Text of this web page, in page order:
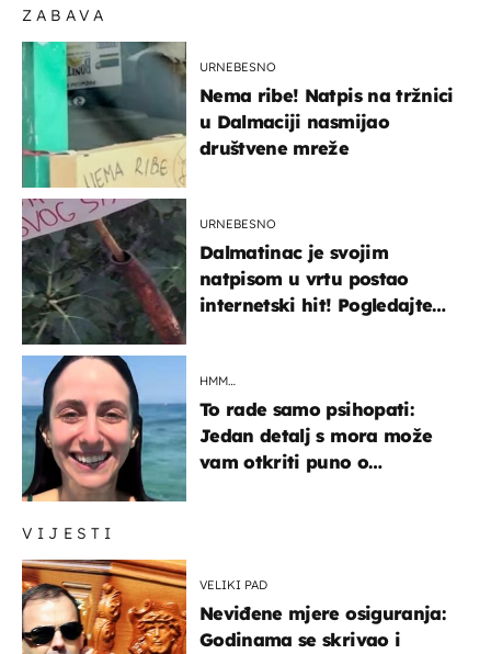
VIJESTI
VELIKI PAD
Neviđene mjere osiguranja:
Godinama se skrivao i
ZABAVA
URNEBESNO
Nema ribe! Natpis na tržnici
u Dalmaciji nasmijao
društvene mreže
URNEBESNO
Dalmatinac je svojim
natpisom u vrtu postao
internetski hit! Pogledajte
HMM…
To rade samo psihopati:
Jedan detalj s mora može
vam otkriti puno o